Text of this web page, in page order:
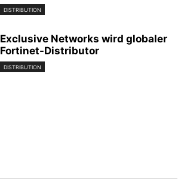
DISTRIBUTION
Exclusive Networks wird globaler
Fortinet-Distributor
DISTRIBUTION